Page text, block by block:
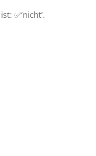
✅‘nicht’.